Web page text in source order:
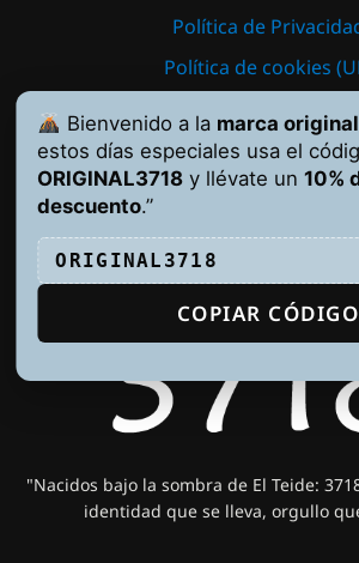
Política de
Política de cookies
NUESTRA
"Nacidos bajo la sombra de El Teide:
identidad que se lleva, orgullo
Bienvenido a la marca
estos días especiales usa el
ORIGINAL3718 y llévate un10%
descuento.”
ORIGINAL3718
COPIAR CÓDIGO